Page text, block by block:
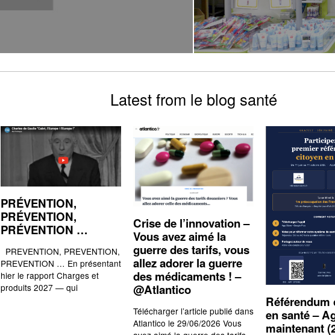
Latest from le blog santé
PRÉVENTION,
PRÉVENTION,
PRÉVENTION …
PREVENTION, PREVENTION,
PREVENTION … En présentant
hier le rapport Charges et
produits 2027 — qui
Crise de l’innovation –
Vous avez aimé la
guerre des tarifs, vous
allez adorer la guerre
des médicaments ! –
@Atlantico
Télécharger l’article publié dans
Atlantico le 29/06/2026 Vous
Référendum
en santé –
maintenant